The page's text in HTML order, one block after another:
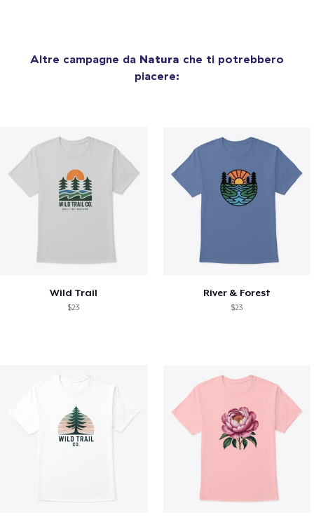
Altre campagne da Natura che ti potrebbero
piacere:
Wild Trail
$23
River & Forest
$23